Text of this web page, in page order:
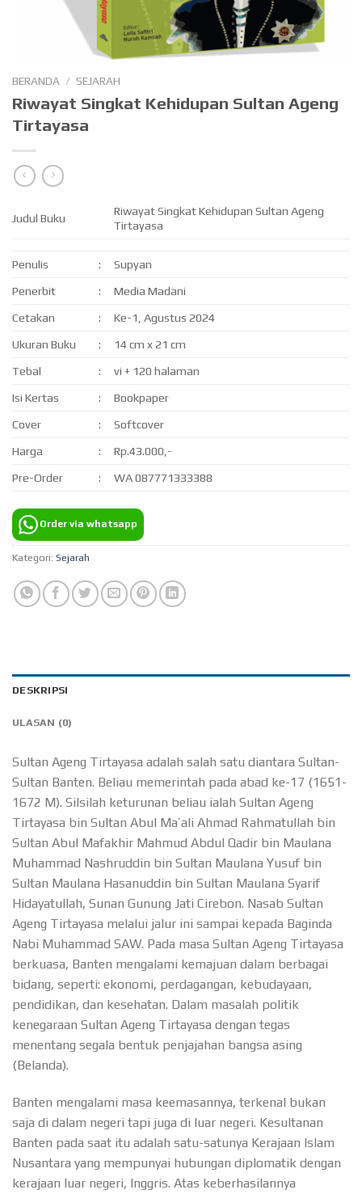
BERANDA / SEJARAH
Riwayat Singkat Kehidupan Sultan Ageng
Tirtayasa
Judul Buku
Riwayat Singkat Kehidupan Sultan Ageng
Tirtayasa
Penulis : Supyan
Penerbit : Media Madani
Cetakan : Ke-1, Agustus 2024
Ukuran Buku : 14 cm x 21 cm
Tebal : vi + 120 halaman
Isi Kertas : Bookpaper
Cover : Softcover
Harga : Rp.43.000,-
Pre-Order : WA 087771333388
Order via whatsapp
Kategori: Sejarah
DESKRIPSI
ULASAN (0)
Sultan Ageng Tirtayasa adalah salah satu diantara Sultan-
Sultan Banten. Beliau memerintah pada abad ke-17 (1651-
1672 M). Silsilah keturunan beliau ialah Sultan Ageng
Tirtayasa bin Sultan Abul Ma’ali Ahmad Rahmatullah bin
Sultan Abul Mafakhir Mahmud Abdul Qadir bin Maulana
Muhammad Nashruddin bin Sultan Maulana Yusuf bin
Sultan Maulana Hasanuddin bin Sultan Maulana Syarif
Hidayatullah, Sunan Gunung Jati Cirebon. Nasab Sultan
Ageng Tirtayasa melalui jalur ini sampai kepada Baginda
Nabi Muhammad SAW. Pada masa Sultan Ageng Tirtayasa
berkuasa, Banten mengalami kemajuan dalam berbagai
bidang, seperti: ekonomi, perdagangan, kebudayaan,
pendidikan, dan kesehatan. Dalam masalah politik
kenegaraan Sultan Ageng Tirtayasa dengan tegas
menentang segala bentuk penjajahan bangsa asing
(Belanda).
Banten mengalami masa keemasannya, terkenal bukan
saja di dalam negeri tapi juga di luar negeri. Kesultanan
Banten pada saat itu adalah satu-satunya Kerajaan Islam
Nusantara yang mempunyai hubungan diplomatik dengan
kerajaan luar negeri, Inggris. Atas keberhasilannya